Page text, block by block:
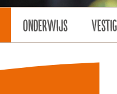
ONDERWIJS